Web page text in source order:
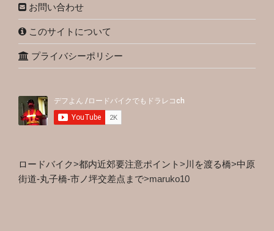
お問い合わせ
このサイトについて
プライバシーポリシー
ロードバイク>都内近郊要注意ポイント>川を渡る橋>中原
街道-丸子橋-市ノ坪交差点まで>maruko10